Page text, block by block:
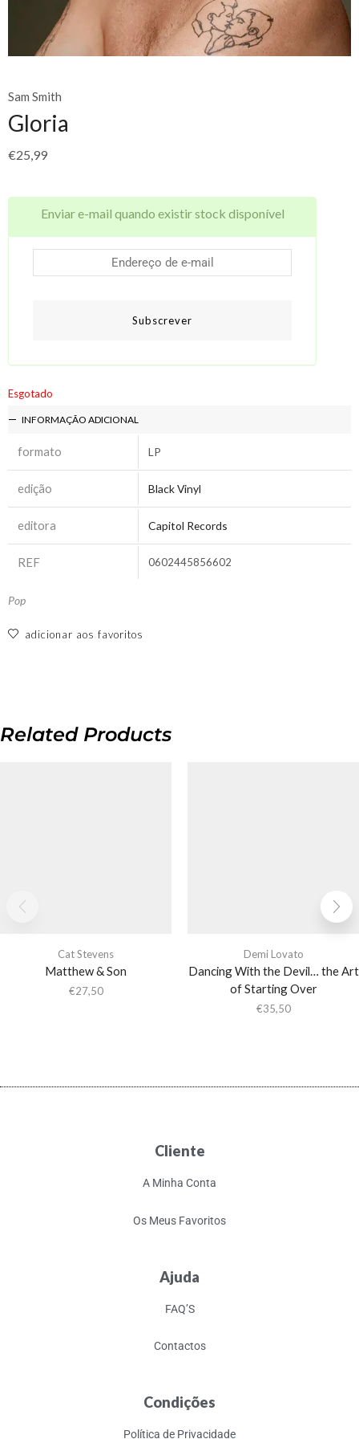
Sam Smith
Gloria
€25,99
Enviar e-mail quando existir stock disponível
Subscrever
Esgotado
INFORMAÇÃO ADICIONAL
formato LP
edição Black Vinyl
editora Capitol Records
REF 0602445856602
Pop
adicionar aos favoritos
Related Products
Cat Stevens
Matthew & Son
€27,50
Demi Lovato
Dancing With the Devil… the Art
of Starting Over
€35,50
Cliente
A Minha Conta
Os Meus Favoritos
Ajuda
FAQ’S
Contactos
Condições
Política de Privacidade